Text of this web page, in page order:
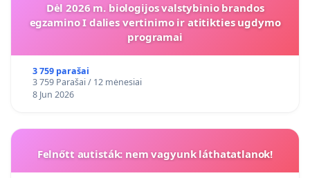
Dėl 2026 m. biologijos valstybinio brandos
egzamino I dalies vertinimo ir atitikties ugdymo
programai
3 759 parašai
3 759 Parašai / 12 mėnesiai
8 Jun 2026
Felnőtt autisták: nem vagyunk láthatatlanok!